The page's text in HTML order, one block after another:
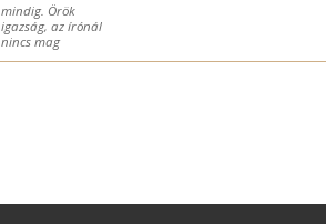
mindig. Örök
igazság, az írónál
nincs mag